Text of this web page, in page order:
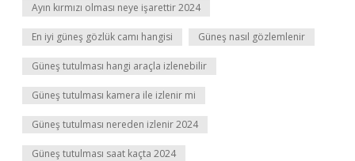
Ayın kırmızı olması neye işarettir 2024
En iyi güneş gözlük camı hangisi Güneş nasıl gözlemlenir
Güneş tutulması hangi araçla izlenebilir
Güneş tutulması kamera ile izlenir mi
Güneş tutulması nereden izlenir 2024
Güneş tutulması saat kaçta 2024